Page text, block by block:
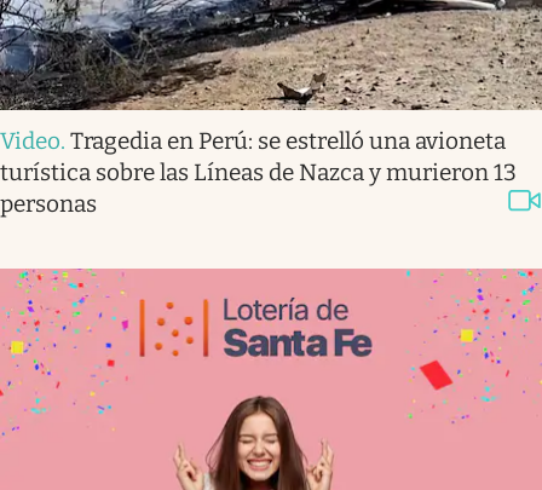
Video. Tragedia en Perú: se estrelló una avioneta
turística sobre las Líneas de Nazca y murieron 13
personas